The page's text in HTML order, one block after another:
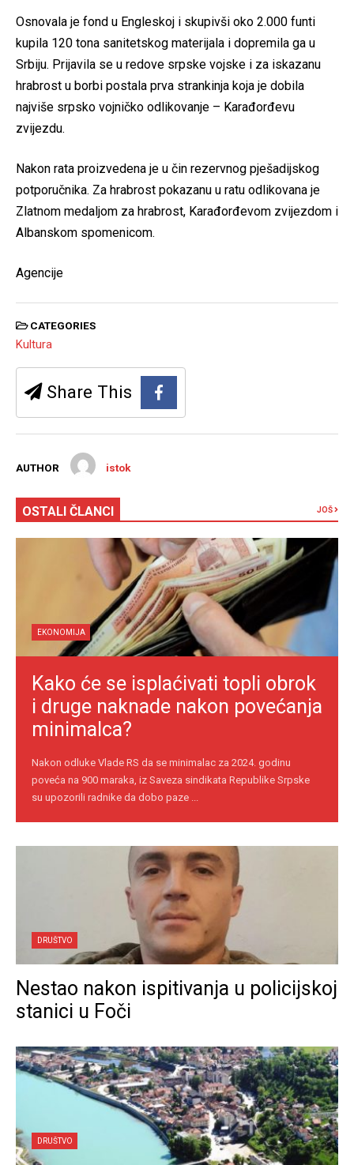
Osnovala je fond u Engleskoj i skupivši oko 2.000 funti
kupila 120 tona sanitetskog materijala i dopremila ga u
Srbiju. Prijavila se u redove srpske vojske i za iskazanu
hrabrost u borbi postala prva strankinja koja je dobila
najviše srpsko vojničko odlikovanje – Karađorđevu
zvijezdu.
Nakon rata proizvedena je u čin rezervnog pješadijskog
potporučnika. Za hrabrost pokazanu u ratu odlikovana je
Zlatnom medaljom za hrabrost, Karađorđevom zvijezdom i
Albanskom spomenicom.
Agencije
CATEGORIES
Kultura
Share This
AUTHOR istok
OSTALI ČLANCI JOŠ
EKONOMIJA
Kako će se isplaćivati topli obrok
i druge naknade nakon povećanja
minimalca?
Nakon odluke Vlade RS da se minimalac za 2024. godinu
poveća na 900 maraka, iz Saveza sindikata Republike Srpske
su upozorili radnike da dobo paze ...
DRUŠTVO
Nestao nakon ispitivanja u policijskoj
stanici u Foči
DRUŠTVO